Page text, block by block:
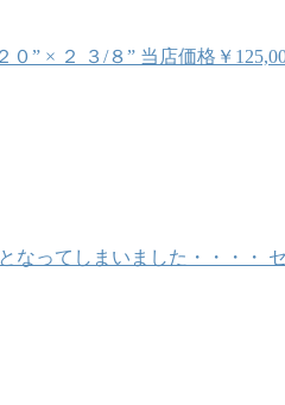
” × ２ ３/８” 当店価格￥
なってしまいました・・・・